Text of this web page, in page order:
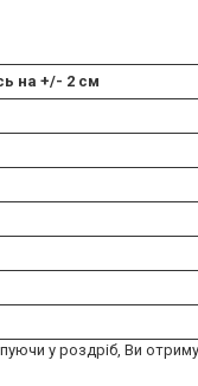
на +/- 2 см
у роздріб, Ви